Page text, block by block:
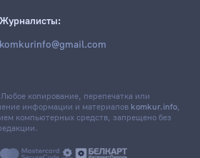
Журналисты:
komkurinfo@gmail.com
копирование, перепечатка или
информации и материалов komkur.info,
компьютерных средств, запрещено без